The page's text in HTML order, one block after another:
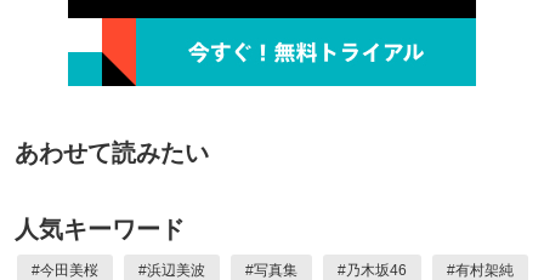
あわせて読みたい
人気キーワード
#今田美桜 #浜辺美波 #写真集 #乃木坂46 #有村架純